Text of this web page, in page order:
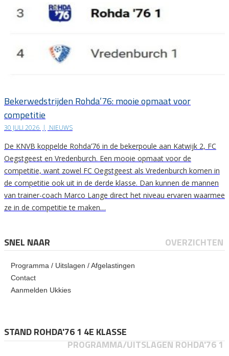
Bekerwedstrijden Rohda’76: mooie opmaat voor
competitie
30 JULI 2026 | NIEUWS
De KNVB koppelde Rohda’76 in de bekerpoule aan Katwijk 2, FC
Oegstgeest en Vredenburch. Een mooie opmaat voor de
competitie, want zowel FC Oegstgeest als Vredenburch komen in
de competitie ook uit in de derde klasse. Dan kunnen de mannen
van trainer-coach Marco Lange direct het niveau ervaren waarmee
ze in de competitie te maken…
SNEL NAAR OVERZICHTEN
Programma / Uitslagen / Afgelastingen
Contact
Aanmelden Ukkies
STAND ROHDA'76 1 4E KLASSE
PROGRAMMA/UITSLAGEN ROHDA'76 1